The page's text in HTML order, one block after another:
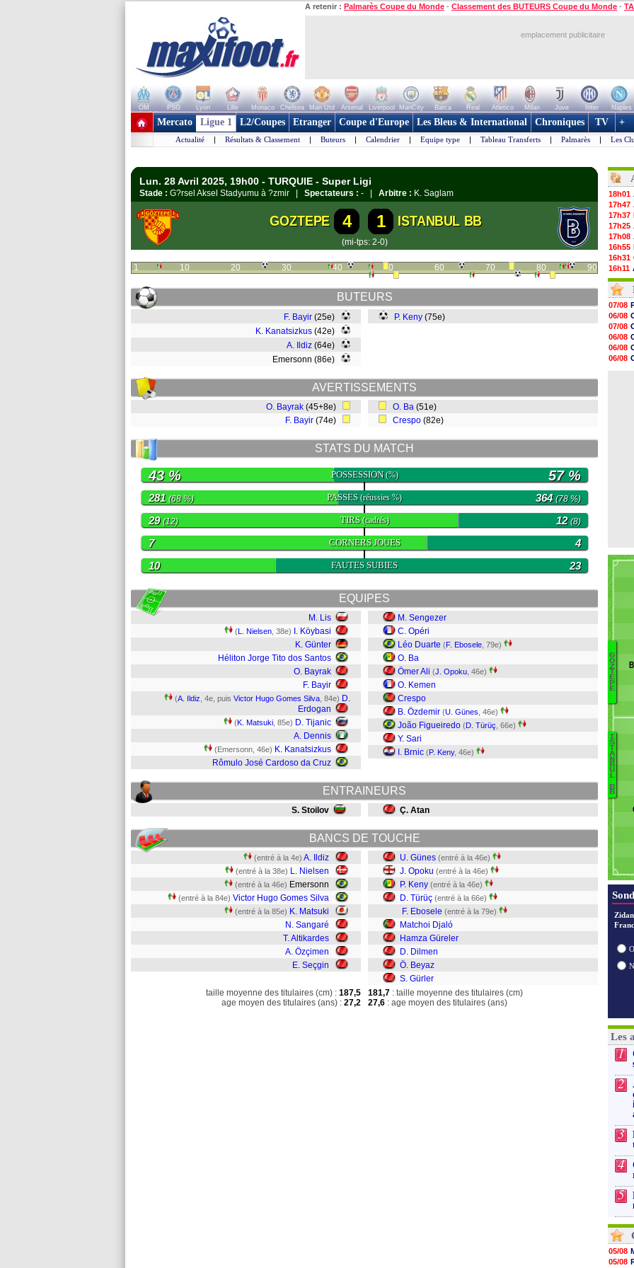
A retenir : Palmarès Coupe du Monde - Classement des BUTEURS Coupe du Monde -
emplacement publicitaire
OM PSG Lyon Lille Monaco Chelsea Man Utd Arsenal Liverpool ManCity Barca Real Atletico Milan Juve Inter Naples
+ de clubs
Mercato Ligue 1 L2/Coupes Etranger Coupe d'Europe Les Bleus & International Chroniques TV +
Actualité | Résultats & Classement | Buteurs | Calendrier | Equipe type | Tableau Transferts | Palmarès | Les
Lun. 28 Avril 2025, 19h00 - TURQUIE - Super Ligi
Stade : G?rsel Aksel Stadyumu à ?zmir | Spectateurs : - | Arbitre : K. Saglam
GOZTEPE 4 1 ISTANBUL BB
(mi-tps: 2-0)
1 10 20 30 40 50 60 70 80 90
BUTEURS
F. Bayir (25e)
K. Kanatsizkus (42e)
A. Ildiz (64e)
Emersonn (86e)
P. Keny (75e)
AVERTISSEMENTS
O. Bayrak (45+8e)
F. Bayir (74e)
O. Ba (51e)
Crespo (82e)
STATS DU MATCH
POSSESSION(%)
43 % 57 %
PASSES(réussies %)
281 (68 %) 364 (78 %)
TIRS(cadrés)
29(12) 12(8)
CORNERS JOUES
7 4
FAUTES SUBIES
10 23
EQUIPES
M. Lis
(L. Nielsen , 38e)
I. Köybasi
K. Günter
Héliton Jorge Tito dos Santos
O. Bayrak
F. Bayir
(A. Ildiz , 4e, puis Victor Hugo Gomes Silva , 84e) D.
Erdogan
(K. Matsuki , 85e) D. Tijanic
A. Dennis
(Emersonn, 46e) K. Kanatsizkus
Rômulo José Cardoso da Cruz
M. Sengezer
C. Opéri
Léo Duarte (F. Ebosele , 79e)
O. Ba
Ömer Ali (J. Opoku , 46e)
O. Kemen
Crespo
B. Özdemir (U. Günes , 46e)
João Figueiredo (D. Türüç , 66e)
Y. Sari
I. Brnic (P. Keny, 46e)
ENTRAINEURS
S. Stoilov Ç. Atan
BANCS DE TOUCHE
(entré à la 4e) A. Ildiz
(entré à la 38e) L. Nielsen
(entré à la 46e) Emersonn
(entré à la 84e) Victor Hugo Gomes Silva
(entré à la 85e) K. Matsuki
N. Sangaré
T. Altikardes
A. Özçimen
E. Seçgin
U. Günes (entré à la 46e)
J. Opoku (entré à la 46e)
P. Keny (entré à la 46e)
D. Türüç (entré à la 66e)
F. Ebosele (entré à la 79e)
Matchoi Djaló
Hamza Güreler
D. Dilmen
Ö. Beyaz
S. Gürler
taille moyenne des titulaires (cm) : 187,5
age moyen des titulaires (ans) : 27,2
181,7 : taille moyenne des titulaires (cm)
27,6 : age moyen des titulaires (ans)
18h01
17h47
17h37
17h25
17h08
16h55
16h31
16h11
16h06
15h48
15h41
15h21
15h14
14h59
14h43
14h14
13h59
07/08
06/08
07/08
06/08
06/08
06/08
G
O
Z
E
P
E
I
S
T
A
N
B
U
L
B
B
Les
1
2
3
4
5
05/08
05/08